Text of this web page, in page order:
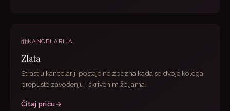
KANCELARIJA
Zlata
Strast u kancelariji postaje neizbezna kada se dvoje kolega
prepuste zavođenju i skrivenim željama.
Čitaj priču